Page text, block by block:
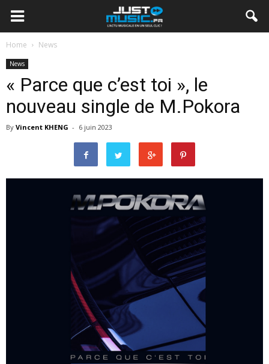
Home News
News
« Parce que c’est toi », le
nouveau single de M.Pokora
By Vincent KHENG - 6 juin 2023